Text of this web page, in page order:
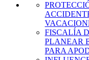
FISCALÍA
PLANEAR
PARA